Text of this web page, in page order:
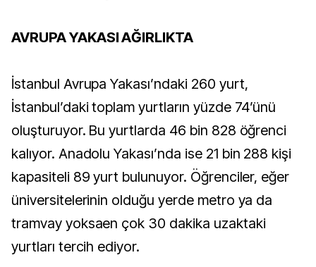
AVRUPA YAKASI AĞIRLIKTA
İstanbul Avrupa Yakası’ndaki 260 yurt,
İstanbul’daki toplam yurtların yüzde 74’ünü
oluşturuyor. Bu yurtlarda 46 bin 828 öğrenci
kalıyor. Anadolu Yakası’nda ise 21 bin 288 kişi
kapasiteli 89 yurt bulunuyor. Öğrenciler, eğer
üniversitelerinin olduğu yerde metro ya da
tramvay yoksaen çok 30 dakika uzaktaki
yurtları tercih ediyor.